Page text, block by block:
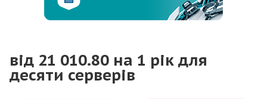
від 21 010.80 на 1 рік для
десяти серверів